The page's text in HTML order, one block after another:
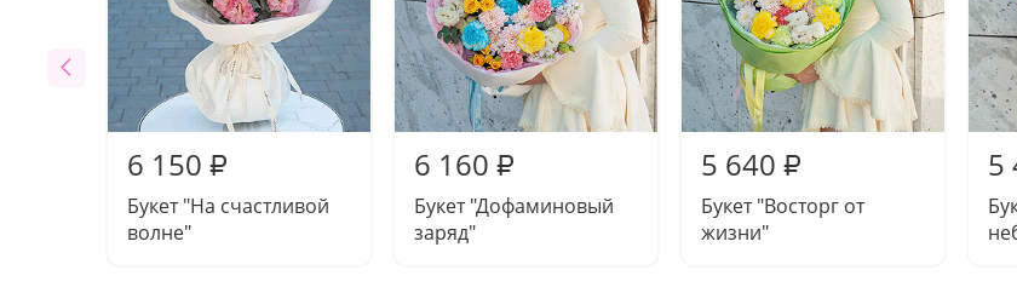
6 150 ₽
Букет "На счастливой
волне"
6 160 ₽
Букет "Дофаминовый
заряд"
5 640 ₽
Букет "Восторг от
жизни"
5